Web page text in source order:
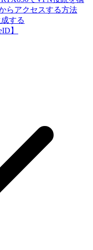
らアクセスする方法
する
】